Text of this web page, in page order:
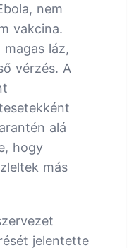
nem
vakcina.
láz,
vérzés. A
alá
hogy
más
jelentette